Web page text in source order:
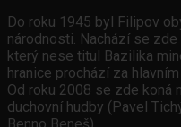
Do roku 1945 byl Filipov
národnosti. Nachází se
který nese titul Bazilika
hranice prochází za
Od roku 2008 se zde koná
duchovní hudby (Pavel
Benno Beneš).